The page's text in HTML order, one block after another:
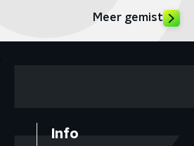
Meer gemist
Info